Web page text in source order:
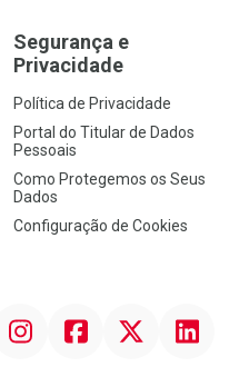
Segurança e
Privacidade
Política de Privacidade
Portal do Titular de Dados
Pessoais
Como Protegemos os Seus
Dados
Configuração de Cookies
InstagramFacebookTwitter Linkedin